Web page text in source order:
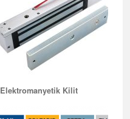
Elektromanyetik Kilit